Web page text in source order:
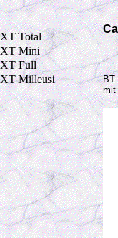
Total
Mini
Full
Milleusi
BT
mit